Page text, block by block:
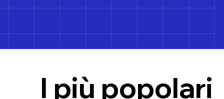
I più popolari